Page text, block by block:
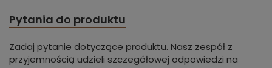
Pytania do produktu
Zadaj pytanie dotyczące produktu. Nasz zespół z
przyjemnością udzieli szczegółowej odpowiedzi na